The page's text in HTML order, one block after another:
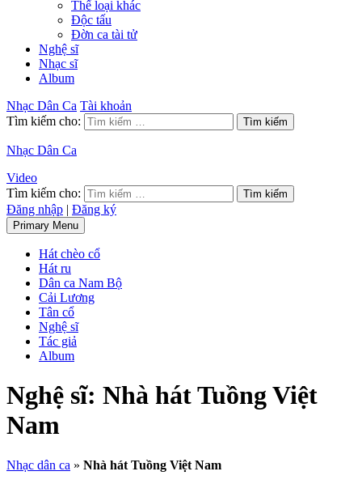
Thể loại khác
Độc tấu
Đờn ca tài tử
Nghệ sĩ
Nhạc sĩ
Album
Nhạc Dân Ca Tài khoản
Tìm kiếm cho:
Nhạc Dân Ca
Video
Tìm kiếm cho:
Đăng nhập | Đăng ký
Primary Menu
Hát chèo cổ
Hát ru
Dân ca Nam Bộ
Cải Lương
Tân cổ
Nghệ sĩ
Tác giả
Album
Nghệ sĩ: Nhà hát Tuồng Việt
Nam
Nhạc dân ca » Nhà hát Tuồng Việt Nam